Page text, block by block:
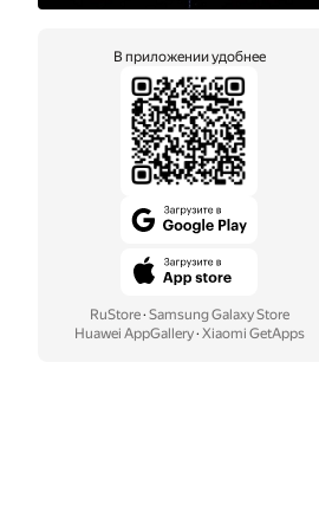
В приложении удобнее
RuStore· Samsung Galaxy Store
Huawei AppGallery· Xiaomi GetApps